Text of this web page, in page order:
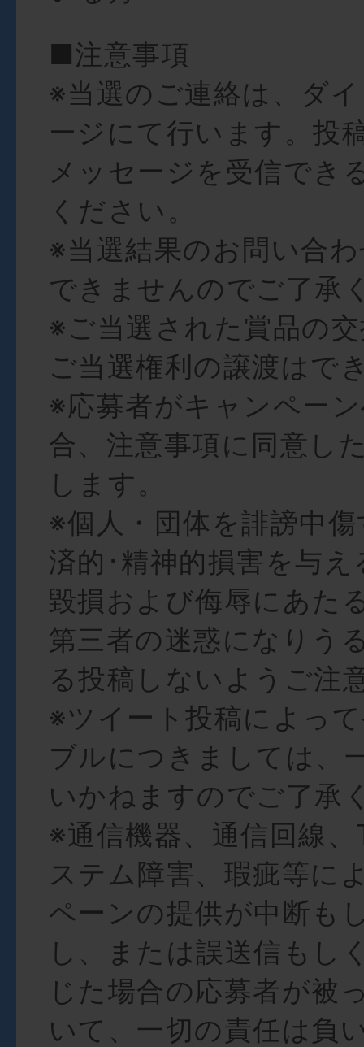
■注意事項
※当選のご連絡は、ダ
ージにて行います。投
メッセージを受信でき
ください。
※当選結果のお問い合
できませんのでご了承
※ご当選された賞品の
ご当選権利の譲渡はで
※応募者がキャンペー
合、注意事項に同意し
します。
※個人・団体を誹謗中
済的･精神的損害を与
毀損および侮辱にあた
第三者の迷惑になりう
る投稿しないようご注
※ツイート投稿によっ
ブルにつきましては、
いかねますのでご了承
※通信機器、通信回線
ステム障害、瑕疵等に
ペーンの提供が中断も
し、または誤送信もし
じた場合の応募者が被
いて、一切の責任は負